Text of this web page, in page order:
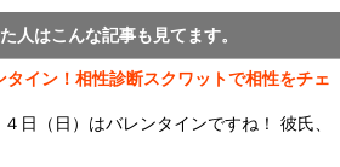
人はこんな記事も見てます。
タイン！相性診断スクワットで相性をチェ
日（日）はバレンタインですね！ 彼氏、